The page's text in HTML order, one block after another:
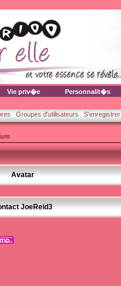
Vie priv�e Personnalit�s
Groupes d'utilisateurs S'enregistrer
Avatar
JoeReid3